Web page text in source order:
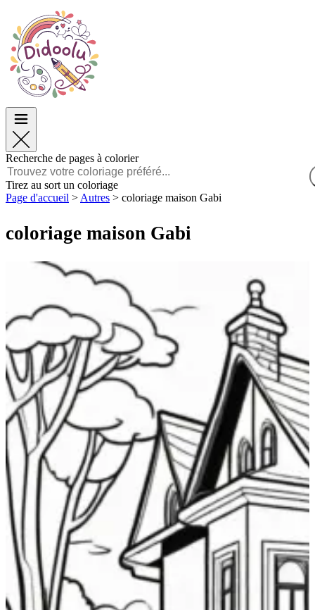
Pâques
TOP Catégories
Pour les Garçons
Pour les Filles
Français
POLSKI
FRANÇAIS
MALAGASY
Pâques
TOP Catégories
Pour les Garçons
Pour les Filles
Recherche de pages à colorier
Tirez au sort un coloriage
Page d'accueil > Autres > coloriage maison Gabi
coloriage maison Gabi